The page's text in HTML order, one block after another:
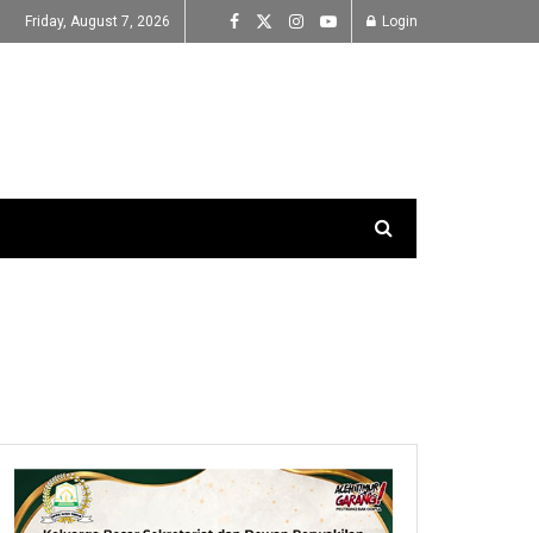
Friday, August 7, 2026 Login